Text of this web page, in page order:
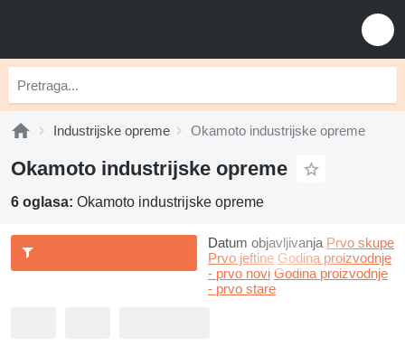
Industrijske opreme Okamoto industrijske opreme
Okamoto industrijske opreme
6 oglasa: Okamoto industrijske opreme
Datum objavljivanja Prvo skupe
Prvo jeftine Godina proizvodnje
- prvo novi Godina proizvodnje
- prvo stare